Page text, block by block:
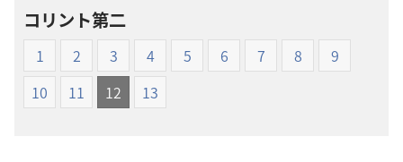
オ
プ
オ
プ
コリント第二
1 2 3 4 5 6 7 8
9
10
11 12 13